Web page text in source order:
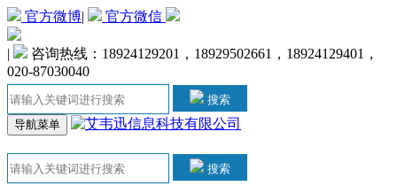
官方微博| 官方微信
|
咨询热线：18924129201，18929502661，18924129401，
020-87030040
搜索
导航菜单
搜索